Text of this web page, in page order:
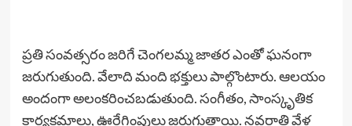
ప్రతి సంవత్సరం జరిగే చెంగలమ్మ జాతర ఎంతో ఘనంగా
జరుగుతుంది. వేలాది మంది భక్తులు పాల్గొంటారు. ఆలయం
అందంగా అలంకరించబడుతుంది. సంగీతం, సాంస్కృతిక
కార్యక్రమాలు, ఊరేగింపులు జరుగుతాయి. నవరాత్రి వేళ